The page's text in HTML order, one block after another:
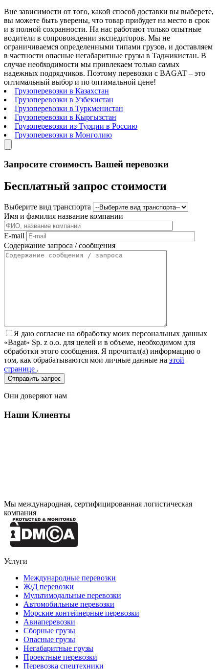
Вне зависимости от того, какой способ доставки вы выберете,
вы можете быть уверены, что товар прибудет на место в срок
и в полной сохранности. На нас работают только опытные
водители в сопровождении экспедиторов. Мы не
ограничиваемся определенными типами грузов, и доставляем
в частности опасные негабаритные грузы в Таджикистан. В
случае необходимости мы привлекаем только самых
надежных подрядчиков. Поэтому перевозки с BAGAT – это
оптимальный выбор и по оптимальной цене!
Грузоперевозки в Казахстан
Грузоперевозки в Узбекистан
Грузоперевозки в Туркменистан
Грузоперевозки в Кыргызстан
Грузоперевозки из Турции в Россию
Грузоперевозки в Монголию
Запросите стоимость Вашей перевозки
Бесплатный запрос стоимости
Выберите вид транспорта
Имя и фамилия название компании
E-mail
Содержание запроса / сообщения
Я даю согласие на обработку моих персональных данных
«Bagat» Sp. z o.o. для целей и в объеме, необходимом для
обработки этого сообщения. Я прочитал(а) информацию о
том, как обрабатываются мои личные данные на этой
странице .
Они доверяют нам
Наши Клиенты
Мы международная, сертифицированная логистическая
компания
Услуги
Международные перевозки
Ж/Д перевозки
Мультимодальные перевозки
Автомобильные перевозки
Морские контейнерные перевозки
Авиаперевозки
Сборные грузы
Опасные грузы
Негабаритные грузы
Проектные перевозки
Перевозка спецтехники